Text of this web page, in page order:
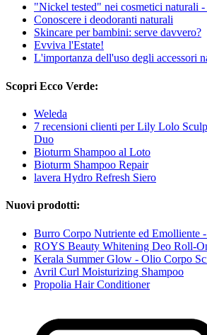
"Nickel tested" nei cosmetici naturali -
Conoscere i deodoranti naturali
Skincare per bambini: serve davvero?
Evviva l'Estate!
L'importanza dell'uso degli accessori
Scopri Ecco Verde:
Weleda
7 recensioni clienti per Lily Lolo
Duo
Bioturm Shampoo al Loto
Bioturm Shampoo Repair
lavera Hydro Refresh Siero
Nuovi prodotti:
Burro Corpo Nutriente ed Emolliente
ROYS Beauty Whitening Deo Roll-
Kerala Summer Glow - Olio Corpo
Avril Curl Moisturizing Shampoo
Propolia Hair Conditioner